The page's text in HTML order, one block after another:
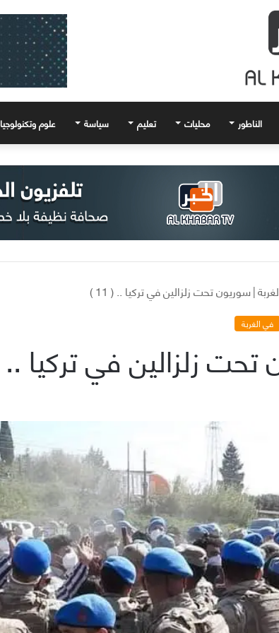
الناطور محليات تعليم سياسة علوم وتكنولوجيا
|سوريون تحت زلزالين في تركيا .. ( 11 )
في الغربة
زلزالين في تركيا .. (